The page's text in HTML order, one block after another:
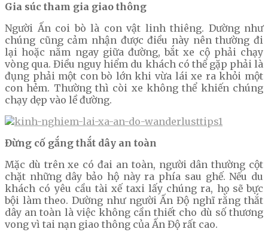
Gia súc tham gia giao thông
Người Ấn coi bò là con vật linh thiêng. Dường như
chúng cũng cảm nhận được điều này nên thường đi
lại hoặc nằm ngay giữa đường, bắt xe cộ phải chạy
vòng qua. Điều nguy hiểm du khách có thể gặp phải là
đụng phải một con bò lớn khi vừa lái xe ra khỏi một
con hẻm. Thường thì còi xe không thể khiến chúng
chạy dẹp vào lề đường.
Đừng cố gắng thắt dây an toàn
Mặc dù trên xe có đai an toàn, người dân thường cột
chặt những dây bảo hộ này ra phía sau ghế. Nếu du
khách có yêu cầu tài xế taxi lấy chúng ra, họ sẽ bực
bội làm theo. Dường như người Ấn Độ nghĩ rằng thắt
dây an toàn là việc không cần thiết cho dù số thương
vong vì tai nạn giao thông của Ấn Độ rất cao.